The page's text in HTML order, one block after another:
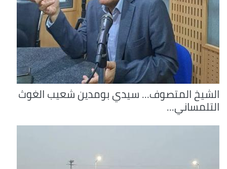
الشيخ المتصوف... سيدي بومدين شعيب الغوث
التلمساني...